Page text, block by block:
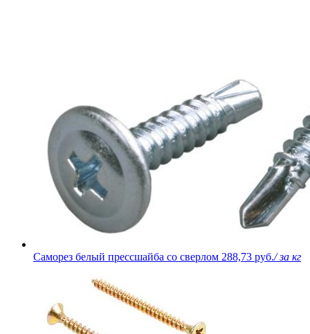
Саморез белый прессшайба со сверлом 288,73 руб./ за кг